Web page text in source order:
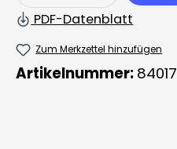
PDF-Datenblatt
Zum Merkzettel hinzufügen
Artikelnummer: 84017